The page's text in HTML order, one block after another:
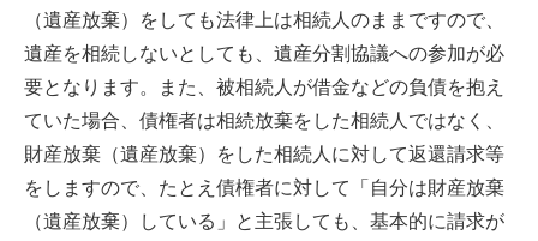
（遺産放棄）をしても法律上は相続人のままですので、
遺産を相続しないとしても、遺産分割協議への参加が必
要となります。また、被相続人が借金などの負債を抱え
ていた場合、債権者は相続放棄をした相続人ではなく、
財産放棄（遺産放棄）をした相続人に対して返還請求等
をしますので、たとえ債権者に対して「自分は財産放棄
（遺産放棄）している」と主張しても、基本的に請求が